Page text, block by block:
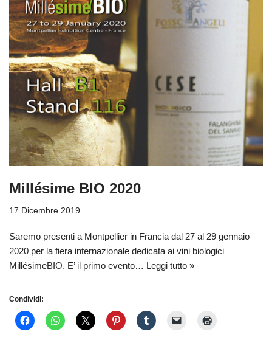
Millésime BIO 2020
17 Dicembre 2019
Saremo presenti a Montpellier in Francia dal 27 al 29 gennaio
2020 per la fiera internazionale dedicata ai vini biologici
MillésimeBIO. E’ il primo evento… Leggi tutto »
Condividi: